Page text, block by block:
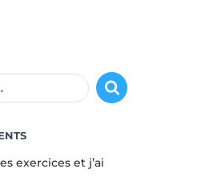
exercices et j’ai